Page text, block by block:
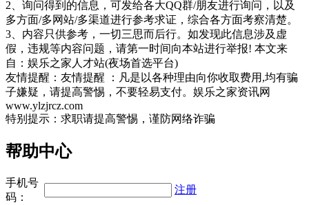
2、询问得到的信息，可发给各大QQ群/朋友进行询问，以及
多方面/多网站/多渠道进行参考求证，综合各方面考察清楚。
3、内容只供参考，一切三思而后行。如发现此信息涉及虚
假，违规等内容问题，请第一时间向本站进行举报! 本文来
自：娱乐之家人才站(夜场首选平台)
友情提醒：友情提醒 ：凡是以各种理由向你收取费用,均有骗
子嫌疑，请提高警惕，不要轻易支付。娱乐之家资讯网
www.ylzjrcz.com
特别提示：求职请提高警惕，谨防网络诈骗
帮助中心
手机号
码：
注册